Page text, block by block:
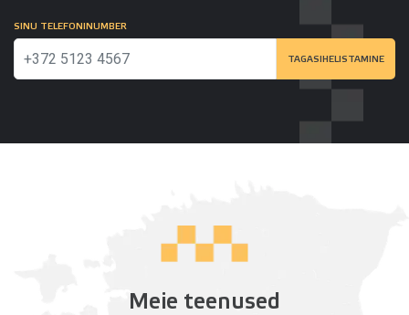
SINU TELEFONINUMBER
TAGASIHELISTAMINE
Meie teenused